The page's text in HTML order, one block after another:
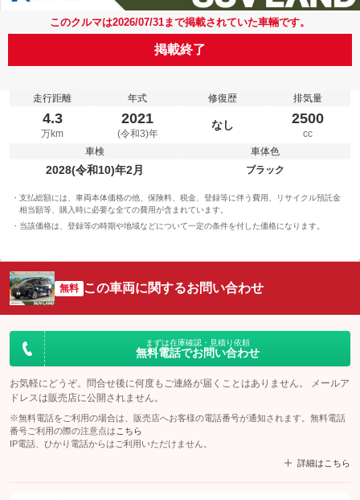
このクルマは2026/07/31まで掲載されていた車輛です。
掲載終了
走行距離
4.3
万km
年式
2021
(令和3)年
修復歴
なし
排気量
2500
cc
車検
2028(令和10)年2月
車体色
ブラック
支払総額には、車両本体価格の他、保険料、税金、登録等に伴う費用、リサイクル預託金
相当額等、購入時に必要な全ての費用が含まれています。
当該価格は、登録等の時期や地域などについて一定の条件を付した価格になります。
無料 この車両に関するお問い合わせ
まずは在庫確認・見積り依頼
無料電話でお問い合わせ
お気軽にどうぞ。問合せ後に何度もご連絡が届くことはありません。 メールア
ドレスは販売店に公開されません。
※無料電話をご利用の場合は、販売店へお客様の電話番号が通知されます。無料電話
番号ご利用の際の注意点は こちら
IP電話、ひかり電話からはご利用いただけません。
詳細はこちら